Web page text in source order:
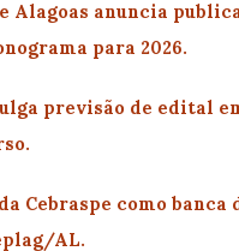
Alagoas anuncia
para 2026.
previsão de edital
Cebraspe como banca
AL.